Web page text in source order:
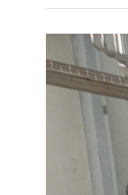
Larger
Image